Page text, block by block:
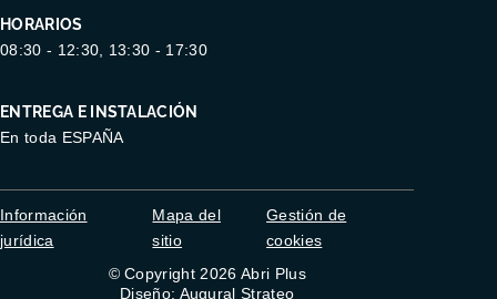
HORARIOS
08:30 - 12:30, 13:30 - 17:30
ENTREGA E INSTALACIÓN
En toda ESPAÑA
Información
jurídica
Mapa del
sitio
Gestión de
cookies
© Copyright 2026 Abri Plus
Diseño: Augural Strateo